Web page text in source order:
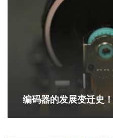
编码器的发展变迁史！